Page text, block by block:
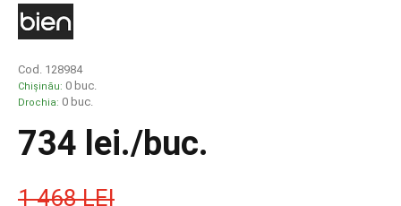
Cod. 128984
Chișinău: 0 buc.
Drochia: 0 buc.
734 lei./buc.
1 468 LEI